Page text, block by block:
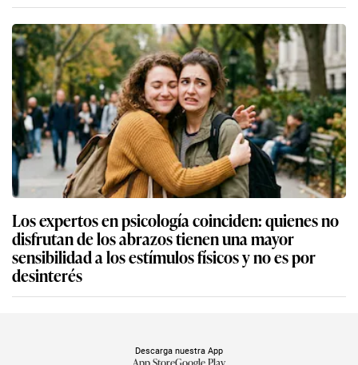
Los expertos en psicología coinciden: quienes no
disfrutan de los abrazos tienen una mayor
sensibilidad a los estímulos físicos y no es por
desinterés
Descarga nuestra App